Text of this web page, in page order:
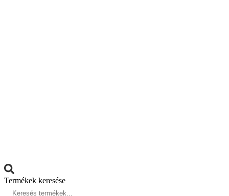
Termékek keresése